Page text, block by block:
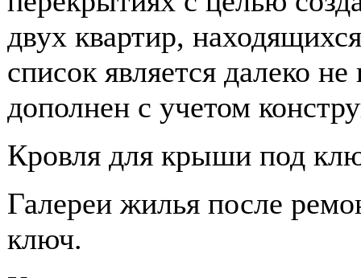
двух квартир,
список является далеко
дополнен с учетом
Кровля для крыши под
Галереи жилья после
ключ.